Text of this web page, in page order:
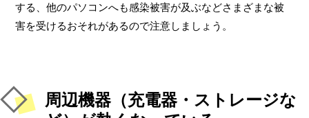
する、他のパソコンへも感染被害が及ぶなどさまざまな被
害を受けるおそれがあるので注意しましょう。
周辺機器（充電器・ストレージな